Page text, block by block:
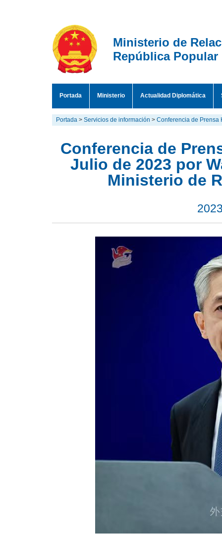
Ministerio de
República Popular
Portada Ministerio Actualidad Diplomática
Portada > Servicios de información > Conferencia de Prensa
Conferencia de
Julio de 2023 por
Ministerio de